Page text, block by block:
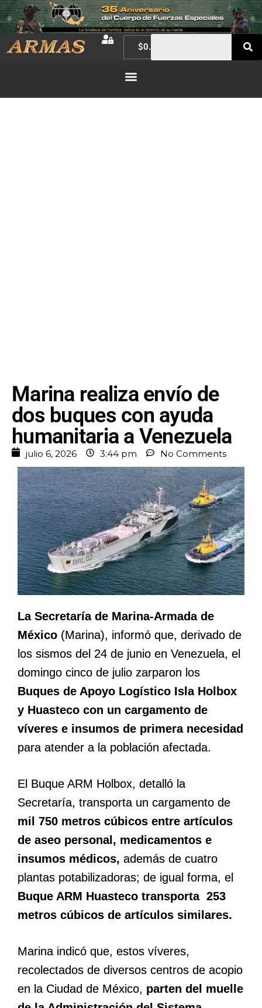
$0.00
Marina realiza envío de
dos buques con ayuda
humanitaria a Venezuela
julio 6, 2026 3:44 pm No Comments
La Secretaría de Marina-Armada de
México (Marina), informó que, derivado de
los sismos del 24 de junio en Venezuela, el
domingo cinco de julio zarparon los
Buques de Apoyo Logístico Isla Holbox
y Huasteco con un cargamento de
víveres e insumos de primera necesidad
para atender a la población afectada.
El Buque ARM Holbox, detalló la
Secretaría, transporta un cargamento de
mil 750 metros cúbicos entre artículos
de aseo personal, medicamentos e
insumos médicos, además de cuatro
plantas potabilizadoras; de igual forma, el
Buque ARM Huasteco transporta 253
metros cúbicos de artículos similares.
Marina indicó que, estos víveres,
recolectados de diversos centros de acopio
en la Ciudad de México, parten del muelle